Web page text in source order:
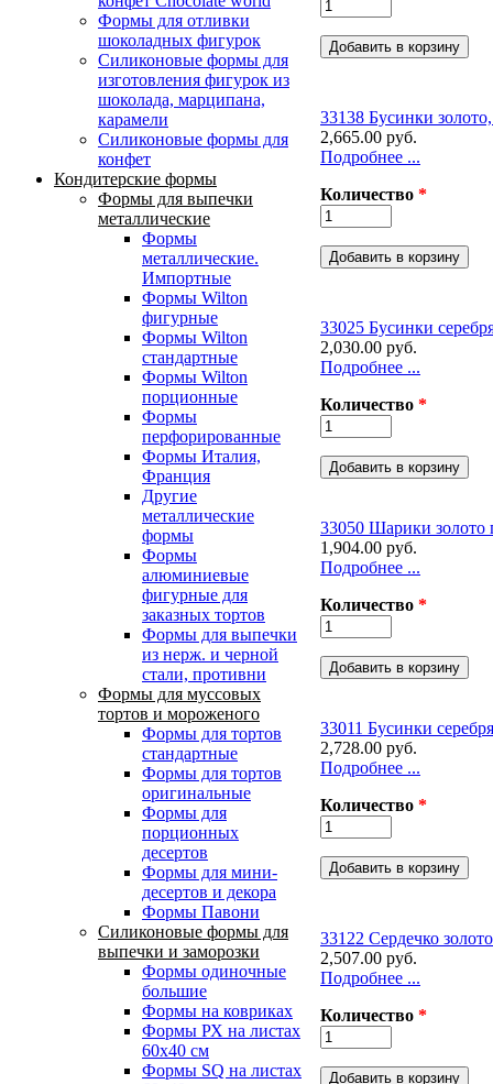
Формы для отливки
шоколадных фигурок
Силиконовые формы для
изготовления фигурок из
шоколада, марципана,
карамели
Силиконовые формы для
конфет
Кондитерские формы
Формы для выпечки
металлические
Формы
металлические.
Импортные
Формы Wilton
фигурные
Формы Wilton
стандартные
Формы Wilton
порционные
Формы
перфорированные
Формы Италия,
Франция
Другие
металлические
формы
Формы
алюминиевые
фигурные для
заказных тортов
Формы для выпечки
из нерж. и черной
стали, противни
Формы для муссовых
тортов и мороженого
Формы для тортов
стандартные
Формы для тортов
оригинальные
Формы для
порционных
десертов
Формы для мини-
десертов и декора
Формы Павони
Силиконовые формы для
выпечки и заморозки
Формы одиночные
большие
Формы на ковриках
Формы РХ на листах
60х40 см
Формы SQ на листах
33138 Бусинки
2,665.00 руб.
Подробнее ...
Количество *
33025 Бусинки
2,030.00 руб.
Подробнее ...
Количество *
33050 Шарики золото
1,904.00 руб.
Подробнее ...
Количество *
33011 Бусинки
2,728.00 руб.
Подробнее ...
Количество *
33122 Сердечко
2,507.00 руб.
Подробнее ...
Количество *